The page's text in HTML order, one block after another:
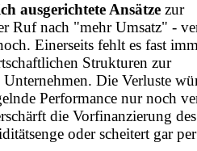
ausgerichtete Ansätze zur
Ruf nach "mehr Umsatz" -
Einerseits fehlt es fast
Strukturen zur
Die Verluste
Performance nur noch
die Vorfinanzierung des
oder scheitert gar